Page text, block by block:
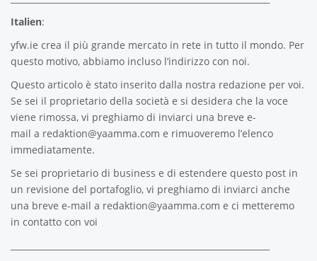
Italien:
yfw.ie crea il più grande mercato in rete in tutto il mondo. Per
questo motivo, abbiamo incluso l’indirizzo con noi.
Questo articolo è stato inserito dalla nostra redazione per voi.
Se sei il proprietario della società e si desidera che la voce
viene rimossa, vi preghiamo di inviarci una breve e-
mail a redaktion@yaamma.com e rimuoveremo l’elenco
immediatamente.
Se sei proprietario di business e di estendere questo post in
un revisione del portafoglio, vi preghiamo di inviarci anche
una breve e-mail a redaktion@yaamma.com e ci metteremo
in contatto con voi